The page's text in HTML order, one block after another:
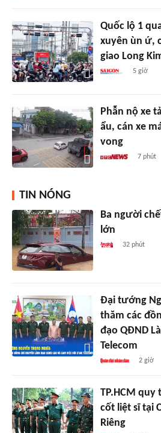
Quốc lộ 1
xuyên ùn ứ,
giao Long
5 giờ
Phẫn nộ xe
ẩu, cán xe
vong
7 phút
TIN NÓNG
Ba người
lớn
32 phút
Đại tướng
thăm các
đạo QĐND
Telecom
2 giờ
TP.HCM
cốt liệt sĩ tại
Riêng